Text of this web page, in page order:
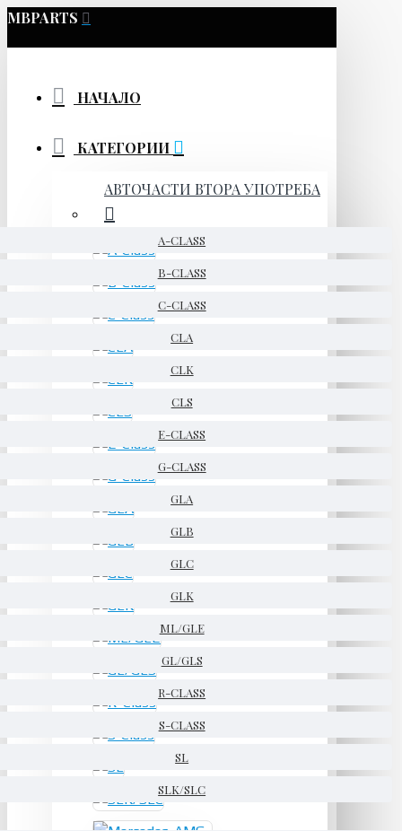
MBPARTS
НАЧАЛО
КАТЕГОРИИ
АВТОЧАСТИ ВТОРА УПОТРЕБА
A-CLASS
B-CLASS
C-CLASS
CLA
CLK
CLS
E-CLASS
G-CLASS
GLA
GLB
GLC
GLK
ML/GLE
GL/GLS
R-CLASS
S-CLASS
SL
SLK/SLC